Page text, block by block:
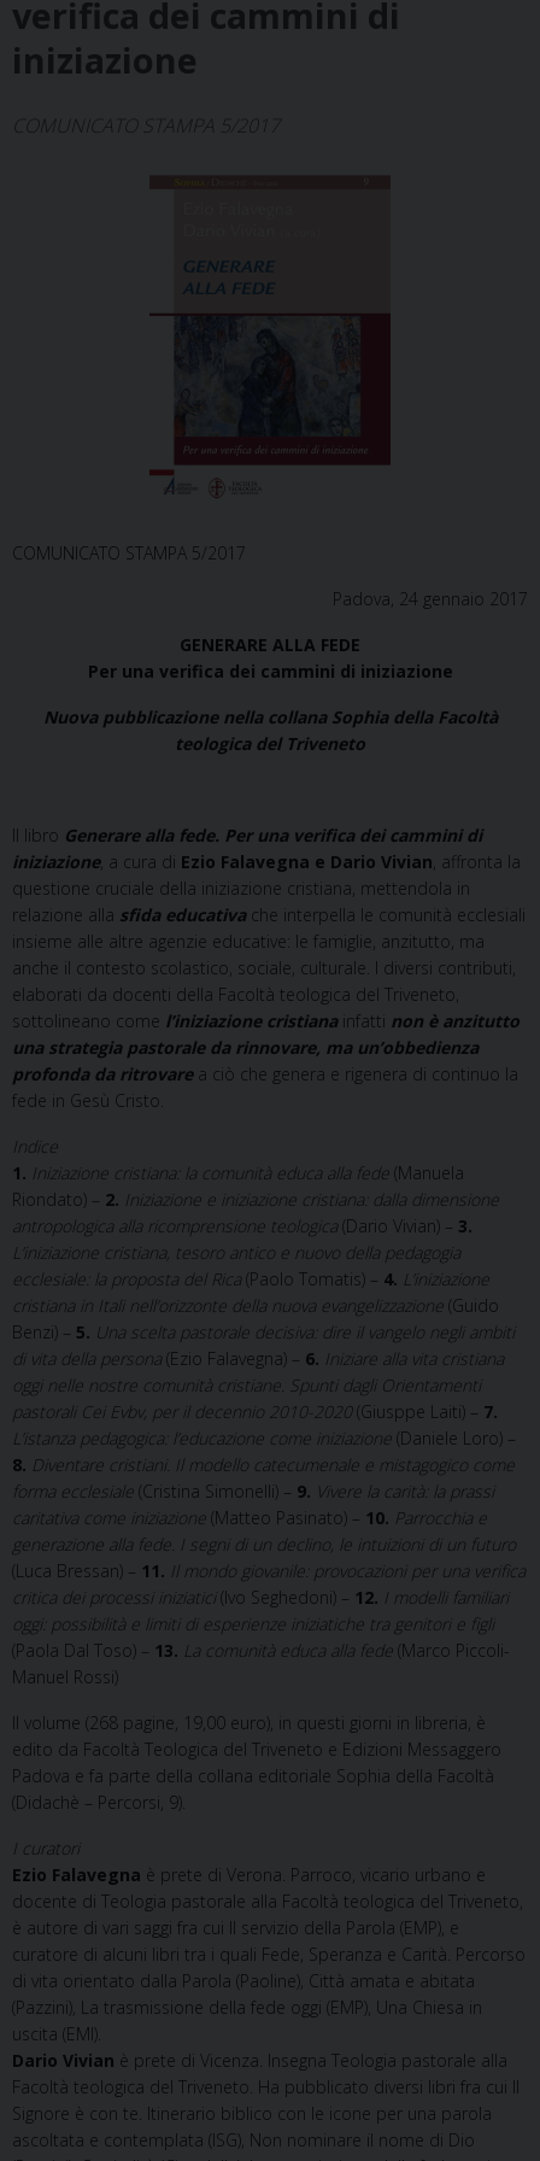
verifica dei cammini di
iniziazione
COMUNICATO STAMPA 5/2017
COMUNICATO STAMPA 5/2017
Padova, 24 gennaio 2017
GENERARE ALLA FEDE
Per una verifica dei cammini di iniziazione
Nuova pubblicazione nella collana Sophia della Facoltà
teologica del Triveneto
Il libro Generare alla fede. Per una verifica dei cammini di
iniziazione, a cura di Ezio Falavegna e Dario Vivian, affronta la
questione cruciale della iniziazione cristiana, mettendola in
relazione alla sfida educativache interpella le comunità ecclesiali
insieme alle altre agenzie educative: le famiglie, anzitutto, ma
anche il contesto scolastico, sociale, culturale. I diversi contributi,
elaborati da docenti della Facoltà teologica del Triveneto,
sottolineano come l’iniziazione cristianainfatti non è anzitutto
una strategia pastorale da rinnovare, ma un’obbedienza
profonda da ritrovarea ciò che genera e rigenera di continuo la
fede in Gesù Cristo.
Indice
1. Iniziazione cristiana: la comunità educa alla fede (Manuela
Riondato) – 2. Iniziazione e iniziazione cristiana: dalla dimensione
antropologica alla ricomprensione teologica (Dario Vivian) – 3.
L’iniziazione cristiana, tesoro antico e nuovo della pedagogia
ecclesiale: la proposta del Rica (Paolo Tomatis) – 4. L’iniziazione
cristiana in Itali nell’orizzonte della nuova evangelizzazione (Guido
Benzi) – 5. Una scelta pastorale decisiva: dire il vangelo negli ambiti
di vita della persona (Ezio Falavegna) – 6. Iniziare alla vita cristiana
oggi nelle nostre comunità cristiane. Spunti dagli Orientamenti
pastorali Cei Evbv, per il decennio 2010-2020(Giusppe Laiti) – 7.
L’istanza pedagogica: l’educazione come iniziazione (Daniele Loro) –
8. Diventare cristiani. Il modello catecumenale e mistagogico come
forma ecclesiale (Cristina Simonelli) – 9. Vivere la carità: la prassi
caritativa come iniziazione (Matteo Pasinato) – 10. Parrocchia e
generazione alla fede. I segni di un declino, le intuizioni di un futuro
(Luca Bressan) – 11. Il mondo giovanile: provocazioni per una verifica
critica dei processi iniziatici (Ivo Seghedoni) – 12. I modelli familiari
oggi: possibilità e limiti di esperienze iniziatiche tra genitori e figli
(Paola Dal Toso) – 13. La comunità educa alla fede (Marco Piccoli-
Manuel Rossi)
Il volume (268 pagine, 19,00 euro), in questi giorni in libreria, è
edito da Facoltà Teologica del Triveneto e Edizioni Messaggero
Padova e fa parte della collana editoriale Sophia della Facoltà
(Didachè – Percorsi, 9).
I curatori
Ezio Falavegna è prete di Verona. Parroco, vicario urbano e
docente di Teologia pastorale alla Facoltà teologica del Triveneto,
è autore di vari saggi fra cui Il servizio della Parola (EMP), e
curatore di alcuni libri tra i quali Fede, Speranza e Carità. Percorso
di vita orientato dalla Parola (Paoline), Città amata e abitata
(Pazzini), La trasmissione della fede oggi (EMP), Una Chiesa in
uscita (EMI).
Dario Vivian è prete di Vicenza. Insegna Teologia pastorale alla
Facoltà teologica del Triveneto. Ha pubblicato diversi libri fra cui Il
Signore è con te. Itinerario biblico con le icone per una parola
ascoltata e contemplata (ISG), Non nominare il nome di Dio